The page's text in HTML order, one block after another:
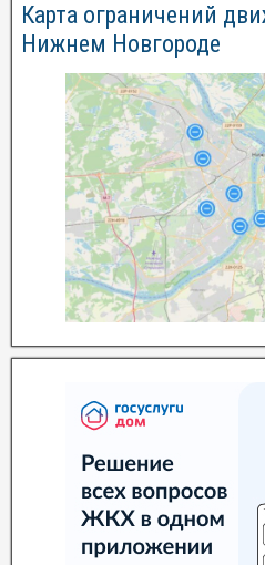
Карта ограничений
Нижнем Новгороде